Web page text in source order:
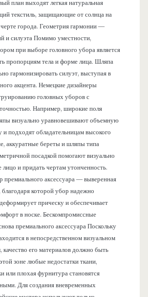
план выходят легкая натуральная
текстиль, защищающие от солнца на
города. Геометрия гармонии —
и силуэта Помимо уместности,
при выборе головного убора является
пропорциям тела и форме лица. Шляпа
гармонизировать силуэт, выступая в
акцента. Немецкие дизайнеры
головных уборов с
Например, широкие поля
визуально уравновешивают объемную
подходят обладательницам высокого
аккуратные береты и шляпы типа
посадкой помогают визуально
лицо и придать чертам утонченность.
премиального аксессуара — выверенная
благодаря которой убор надежно
прическу и обеспечивает
в носке. Бескомпромиссные
премиального аксессуара Поскольку
в непосредственном визуальном
качество его материалов должно быть
зоне любые недостатки ткани,
или плохая фурнитура становятся
Для создания вневременных